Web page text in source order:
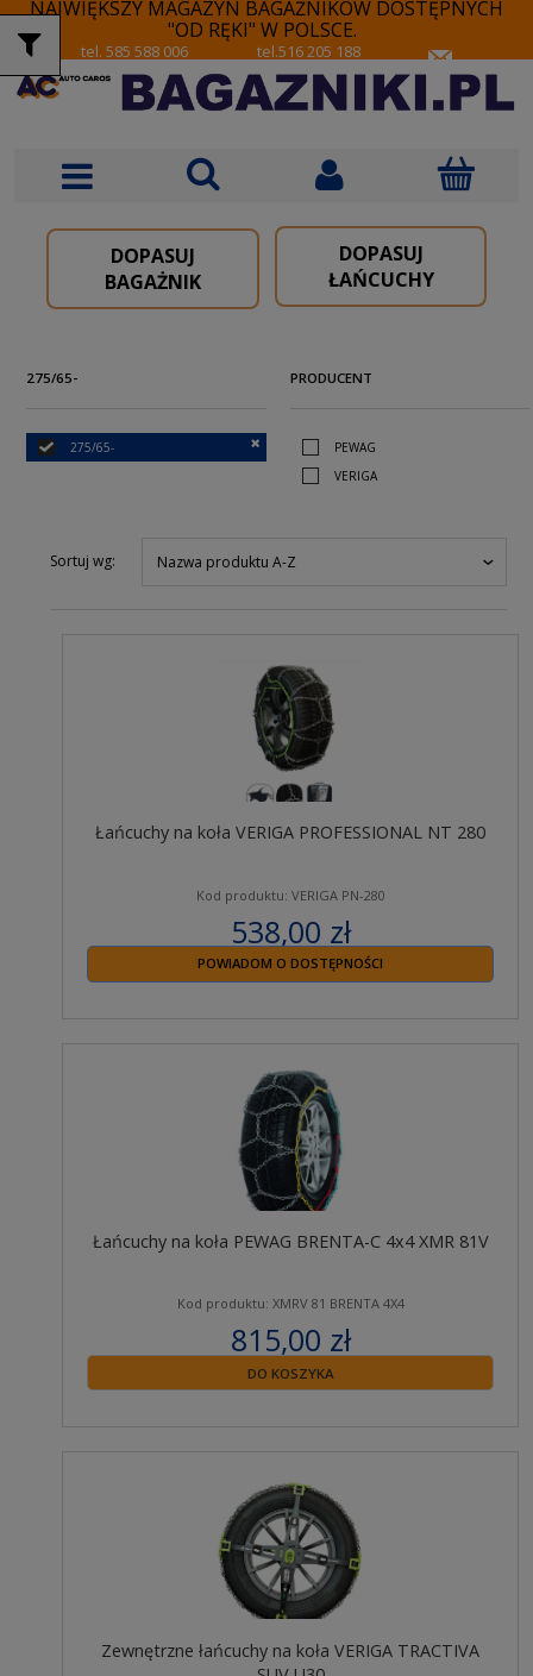
NAJWIĘKSZY MAGAZYN BAGAŻNIKÓW DOSTĘPNYCH
"OD RĘKI" W POLSCE.
tel. 585 588 006 tel.516 205 188
DOPASUJ
BAGAŻNIK
DOPASUJ
ŁAŃCUCHY
275/65-
275/65-
PRODUCENT
PEWAG
VERIGA
Sortuj wg: Nazwa produktu A-Z
Łańcuchy na koła VERIGA PROFESSIONAL NT 280
Kod produktu: VERIGA PN-280
538,00 zł
zawiera 23% VAT
POWIADOM O DOSTĘPNOŚCI
Łańcuchy na koła PEWAG BRENTA-C 4x4 XMR 81V
Kod produktu: XMRV 81 BRENTA 4X4
815,00 zł
zawiera 23% VAT
DO KOSZYKA
Zewnętrzne łańcuchy na koła VERIGA TRACTIVA